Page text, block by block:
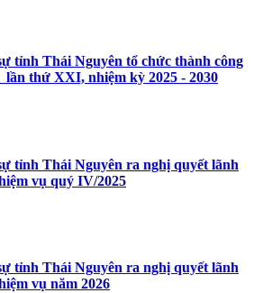
tỉnh Thái Nguyên tổ chức thành công
thứ XXI, nhiệm kỳ 2025 - 2030
tỉnh Thái Nguyên ra nghị quyết lãnh
vụ quý IV/2025
tỉnh Thái Nguyên ra nghị quyết lãnh
vụ năm 2026